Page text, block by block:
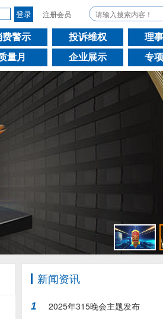
注册会员
费警示 投诉维权
理
量月 企业展示 专
新闻资讯
1 2025年315晚会主题发布